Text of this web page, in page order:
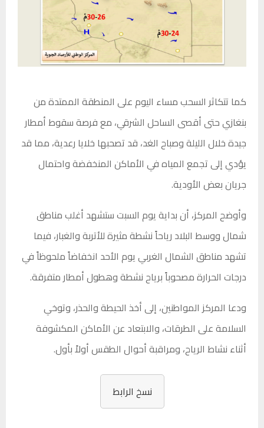
كما تتكاثر السحب مساء اليوم على المنطقة الممتدة من
بنغازي حتى أقصى الساحل الشرقي، مع فرصة سقوط أمطار
جيدة خلال الليلة وصباح الغد، قد تصحبها خلايا رعدية، مما قد
يؤدي إلى تجمع المياه في الأماكن المنخفضة واحتمال
جريان بعض الأودية.
وأوضح المركز، أن بداية يوم السبت ستشهد أغلب مناطق
شمال ووسط البلاد رياحاً نشطة مثيرة للأتربة والغبار، فيما
تشهد مناطق الشمال الغربي يوم الأحد انخفاضاً ملحوظاً في
درجات الحرارة مصحوباً برياح نشطة وهطول أمطار متفرقة.
ودعا المركز المواطنين، إلى أخذ الحيطة والحذر، وتوخي
السلامة على الطرقات، والابتعاد عن الأماكن المكشوفة
أثناء نشاط الرياح، ومراقبة أحوال الطقس أولاً بأول.
نسخ الرابط